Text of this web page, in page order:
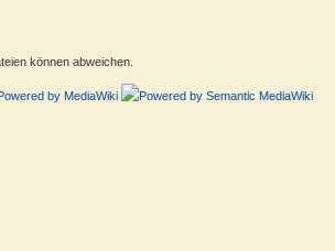
können abweichen.